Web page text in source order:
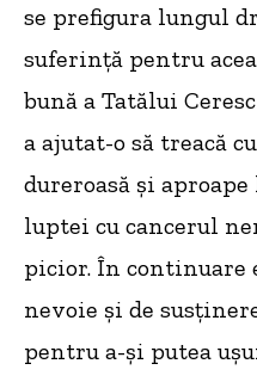
se prefigura lungul
suferință pentru
bună a Tatălui
a ajutat-o să treacă
dureroasă și
luptei cu cancerul
picior. În continuare
nevoie și de
pentru a-și putea